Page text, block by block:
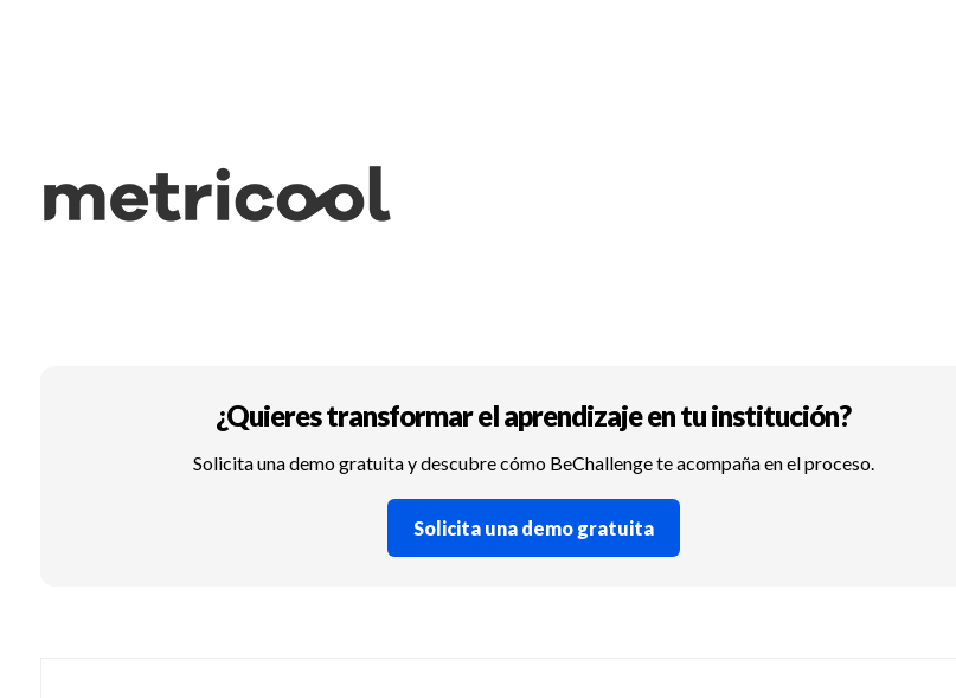
¿Quieres transformar el aprendizaje en tu institución?
Solicita una demo gratuita y descubre cómo BeChallenge te acompaña en el proceso.
Solicita una demo gratuita